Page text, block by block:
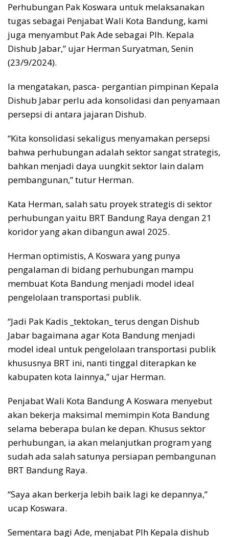
Perhubungan Pak Koswara untuk melaksanakan
tugas sebagai Penjabat Wali Kota Bandung, kami
juga menyambut Pak Ade sebagai Plh. Kepala
Dishub Jabar,” ujar Herman Suryatman, Senin
(23/9/2024).
Ia mengatakan, pasca- pergantian pimpinan Kepala
Dishub Jabar perlu ada konsolidasi dan penyamaan
persepsi di antara jajaran Dishub.
“Kita konsolidasi sekaligus menyamakan persepsi
bahwa perhubungan adalah sektor sangat strategis,
bahkan menjadi daya uungkit sektor lain dalam
pembangunan,” tutur Herman.
Kata Herman, salah satu proyek strategis di sektor
perhubungan yaitu BRT Bandung Raya dengan 21
koridor yang akan dibangun awal 2025.
Herman optimistis, A Koswara yang punya
pengalaman di bidang perhubungan mampu
membuat Kota Bandung menjadi model ideal
pengelolaan transportasi publik.
“Jadi Pak Kadis _tektokan_ terus dengan Dishub
Jabar bagaimana agar Kota Bandung menjadi
model ideal untuk pengelolaan transportasi publik
khususnya BRT ini, nanti tinggal diterapkan ke
kabupaten kota lainnya,” ujar Herman.
Penjabat Wali Kota Bandung A Koswara menyebut
akan bekerja maksimal memimpin Kota Bandung
selama beberapa bulan ke depan. Khusus sektor
perhubungan, ia akan melanjutkan program yang
sudah ada salah satunya persiapan pembangunan
BRT Bandung Raya.
“Saya akan berkerja lebih baik lagi ke depannya,”
ucap Koswara.
Sementara bagi Ade, menjabat Plh Kepala dishub